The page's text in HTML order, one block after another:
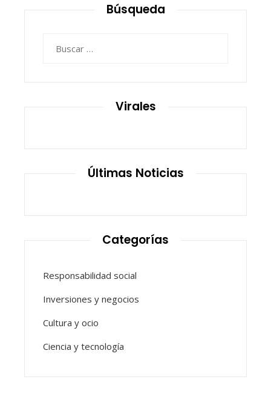
Búsqueda
Virales
Últimas Noticias
Categorías
Responsabilidad social
Inversiones y negocios
Cultura y ocio
Ciencia y tecnología